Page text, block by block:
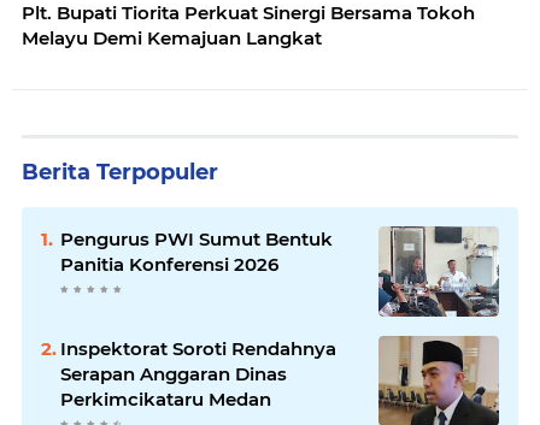
Plt. Bupati Tiorita Perkuat Sinergi Bersama Tokoh
Melayu Demi Kemajuan Langkat
Berita Terpopuler
Pengurus PWI Sumut Bentuk
Panitia Konferensi 2026
Inspektorat Soroti Rendahnya
Serapan Anggaran Dinas
Perkimcikataru Medan